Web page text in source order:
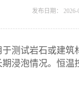
发布日期： 2026-
测试岩石或建
浸泡情况。恒